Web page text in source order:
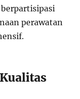
perawatan